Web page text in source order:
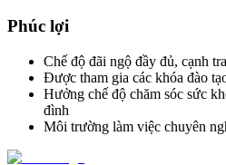
Phúc lợi
Chế độ đãi ngộ đầy đủ, cạnh
Được tham gia các khóa đào
Hưởng chế độ chăm sóc sức
đình
Môi trường làm việc chuyên